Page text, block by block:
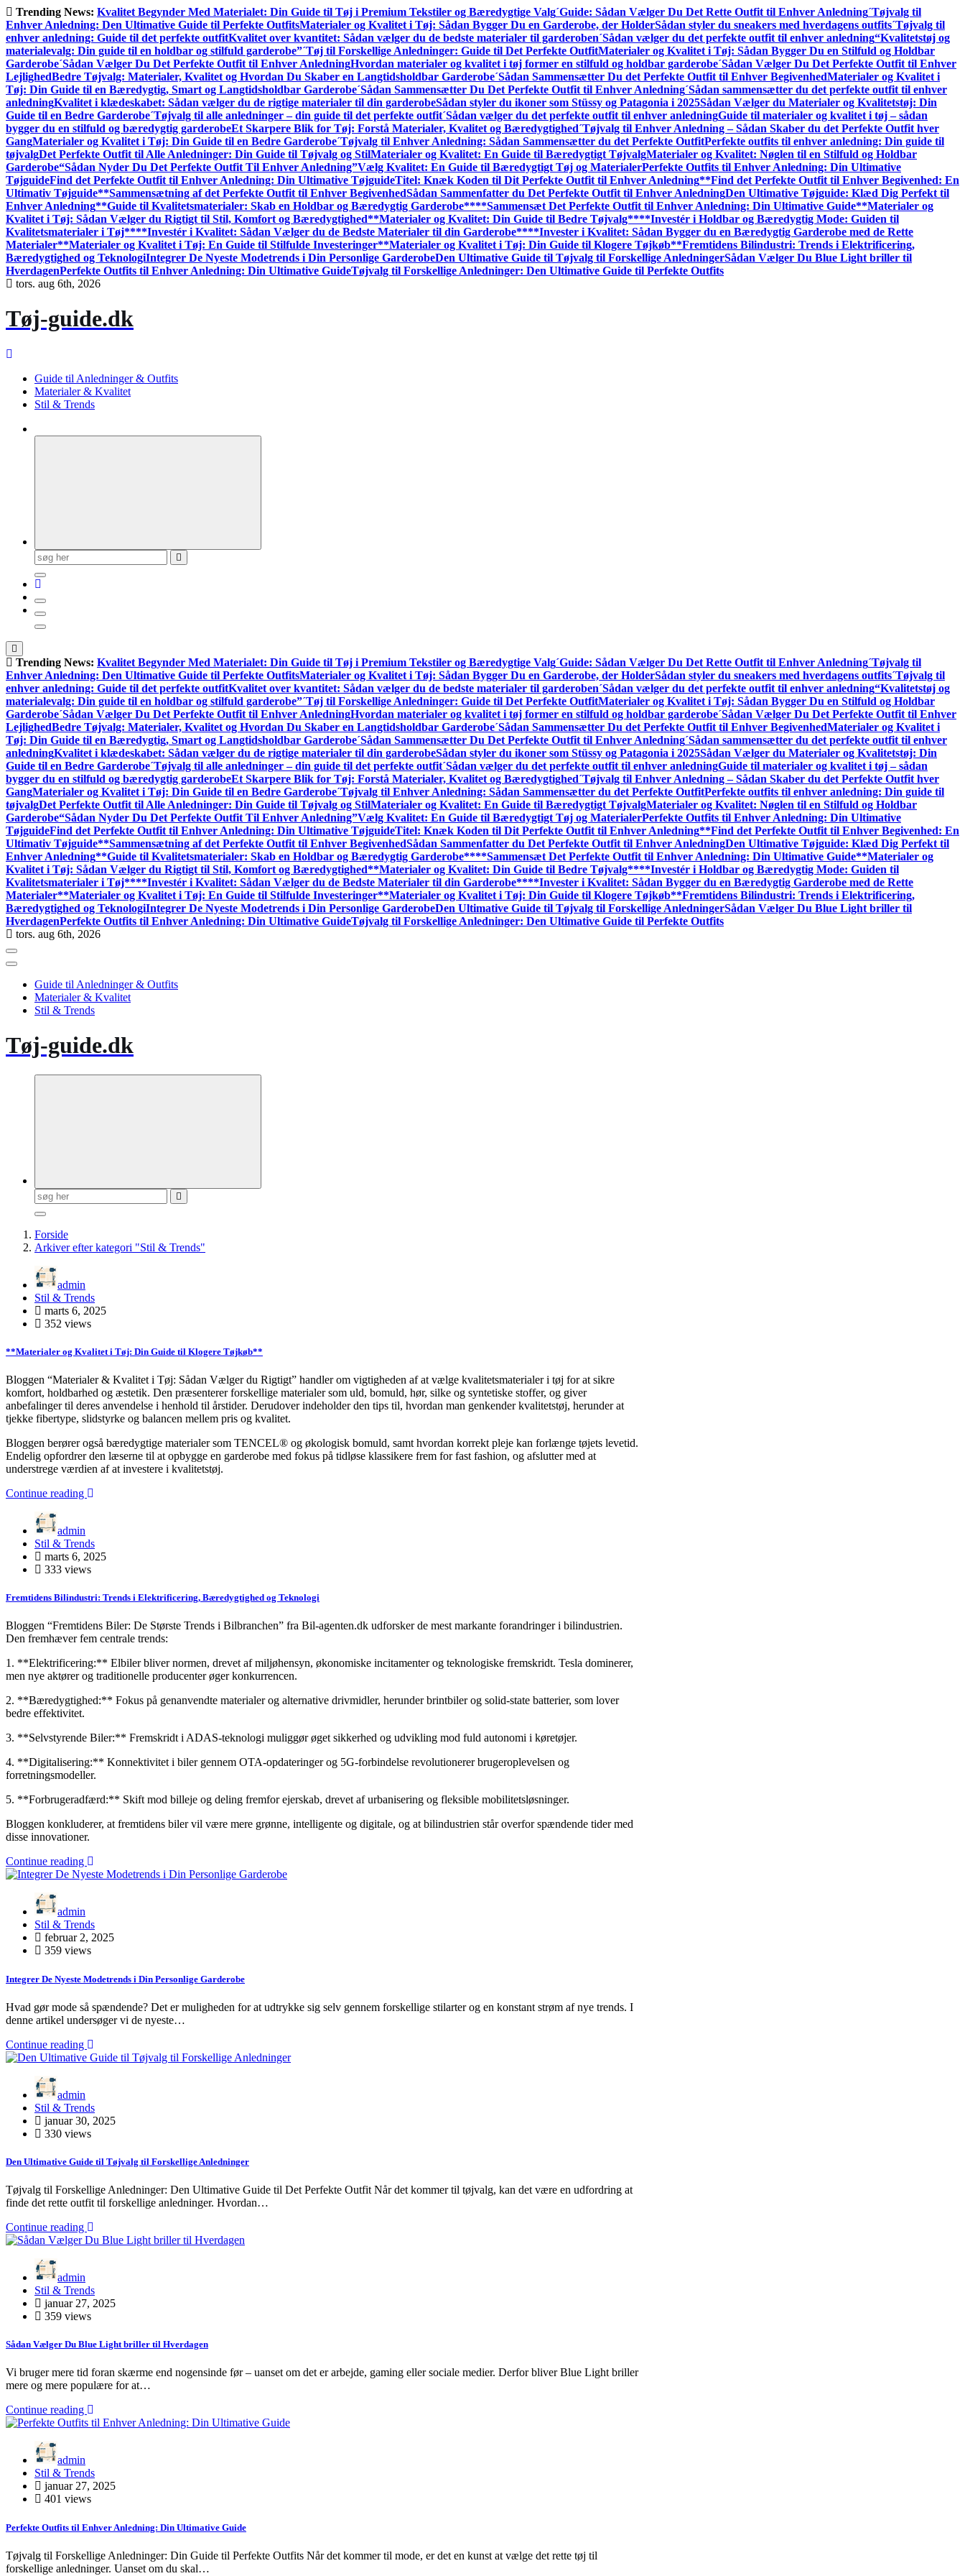
Gå
til
indhold
Trending News: Kvalitet Begynder Med Materialet: Din Guide til Tøj i Premium Tekstiler og Bæredygtige Valg´Guide: Sådan Vælger Du Det Rette Outfit til Enhver Anledning´Tøjvalg til
Enhver Anledning: Den Ultimative Guide til Perfekte OutfitsMaterialer og Kvalitet i Tøj: Sådan Bygger Du en Garderobe, der HolderSådan styler du sneakers med hverdagens outfits´Tøjvalg til
enhver anledning: Guide til det perfekte outfitKvalitet over kvantitet: Sådan vælger du de bedste materialer til garderoben´Sådan vælger du det perfekte outfit til enhver anledning“Kvalitetstøj og
materialevalg: Din guide til en holdbar og stilfuld garderobe”´Tøj til Forskellige Anledninger: Guide til Det Perfekte OutfitMaterialer og Kvalitet i Tøj: Sådan Bygger Du en Stilfuld og Holdbar
Garderobe´Sådan Vælger Du Det Perfekte Outfit til Enhver AnledningHvordan materialer og kvalitet i tøj former en stilfuld og holdbar garderobe´Sådan Vælger Du Det Perfekte Outfit til Enhver
LejlighedBedre Tøjvalg: Materialer, Kvalitet og Hvordan Du Skaber en Langtidsholdbar Garderobe´Sådan Sammensætter Du det Perfekte Outfit til Enhver BegivenhedMaterialer og Kvalitet i
Tøj: Din Guide til en Bæredygtig, Smart og Langtidsholdbar Garderobe´Sådan Sammensætter Du Det Perfekte Outfit til Enhver Anledning´Sådan sammensætter du det perfekte outfit til enhver
anledningKvalitet i klædeskabet: Sådan vælger du de rigtige materialer til din garderobeSådan styler du ikoner som Stüssy og Patagonia i 2025Sådan Vælger du Materialer og Kvalitetstøj: Din
Guide til en Bedre Garderobe´Tøjvalg til alle anledninger – din guide til det perfekte outfit´Sådan vælger du det perfekte outfit til enhver anledningGuide til materialer og kvalitet i tøj – sådan
bygger du en stilfuld og bæredygtig garderobeEt Skarpere Blik for Tøj: Forstå Materialer, Kvalitet og Bæredygtighed´Tøjvalg til Enhver Anledning – Sådan Skaber du det Perfekte Outfit hver
GangMaterialer og Kvalitet i Tøj: Din Guide til en Bedre Garderobe´Tøjvalg til Enhver Anledning: Sådan Sammen­sætter du det Perfekte OutfitPerfekte outfits til enhver anledning: Din guide til
tøjvalgDet Perfekte Outfit til Alle Anledninger: Din Guide til Tøjvalg og StilMaterialer og Kvalitet: En Guide til Bæredygtigt TøjvalgMaterialer og Kvalitet: Nøglen til en Stilfuld og Holdbar
Garderobe“Sådan Nyder Du Det Perfekte Outfit Til Enhver Anledning”Vælg Kvalitet: En Guide til Bæredygtigt Tøj og MaterialerPerfekte Outfits til Enhver Anledning: Din Ultimative
TøjguideFind det Perfekte Outfit til Enhver Anledning: Din Ultimative TøjguideTitel: Knæk Koden til Dit Perfekte Outfit til Enhver Anledning**Find det Perfekte Outfit til Enhver Begivenhed: En
Ultimativ Tøjguide**Sammensætning af det Perfekte Outfit til Enhver BegivenhedSådan Sammenfatter du Det Perfekte Outfit til Enhver AnledningDen Ultimative Tøjguide: Klæd Dig Perfekt til
Enhver Anledning**Guide til Kvalitetsmaterialer: Skab en Holdbar og Bæredygtig Garderobe****Sammensæt Det Perfekte Outfit til Enhver Anledning: Din Ultimative Guide**Materialer og
Kvalitet i Tøj: Sådan Vælger du Rigtigt til Stil, Komfort og Bæredygtighed**Materialer og Kvalitet: Din Guide til Bedre Tøjvalg****Investér i Holdbar og Bæredygtig Mode: Guiden til
Kvalitetsmaterialer i Tøj****Investér i Kvalitet: Sådan Vælger du de Bedste Materialer til din Garderobe****Invester i Kvalitet: Sådan Bygger du en Bæredygtig Garderobe med de Rette
Materialer**Materialer og Kvalitet i Tøj: En Guide til Stilfulde Investeringer**Materialer og Kvalitet i Tøj: Din Guide til Klogere Tøjkøb**Fremtidens Bilindustri: Trends i Elektrificering,
Bæredygtighed og TeknologiIntegrer De Nyeste Modetrends i Din Personlige GarderobeDen Ultimative Guide til Tøjvalg til Forskellige AnledningerSådan Vælger Du Blue Light briller til
HverdagenPerfekte Outfits til Enhver Anledning: Din Ultimative GuideTøjvalg til Forskellige Anledninger: Den Ultimative Guide til Perfekte Outfits
tors. aug 6th, 2026
Tøj-guide.dk
Guide til Anledninger & Outfits
Materialer & Kvalitet
Stil & Trends
Søg
efter:
Trending News: Kvalitet Begynder Med Materialet: Din Guide til Tøj i Premium Tekstiler og Bæredygtige Valg´Guide: Sådan Vælger Du Det Rette Outfit til Enhver Anledning´Tøjvalg til
Enhver Anledning: Den Ultimative Guide til Perfekte OutfitsMaterialer og Kvalitet i Tøj: Sådan Bygger Du en Garderobe, der HolderSådan styler du sneakers med hverdagens outfits´Tøjvalg til
enhver anledning: Guide til det perfekte outfitKvalitet over kvantitet: Sådan vælger du de bedste materialer til garderoben´Sådan vælger du det perfekte outfit til enhver anledning“Kvalitetstøj og
materialevalg: Din guide til en holdbar og stilfuld garderobe”´Tøj til Forskellige Anledninger: Guide til Det Perfekte OutfitMaterialer og Kvalitet i Tøj: Sådan Bygger Du en Stilfuld og Holdbar
Garderobe´Sådan Vælger Du Det Perfekte Outfit til Enhver AnledningHvordan materialer og kvalitet i tøj former en stilfuld og holdbar garderobe´Sådan Vælger Du Det Perfekte Outfit til Enhver
LejlighedBedre Tøjvalg: Materialer, Kvalitet og Hvordan Du Skaber en Langtidsholdbar Garderobe´Sådan Sammensætter Du det Perfekte Outfit til Enhver BegivenhedMaterialer og Kvalitet i
Tøj: Din Guide til en Bæredygtig, Smart og Langtidsholdbar Garderobe´Sådan Sammensætter Du Det Perfekte Outfit til Enhver Anledning´Sådan sammensætter du det perfekte outfit til enhver
anledningKvalitet i klædeskabet: Sådan vælger du de rigtige materialer til din garderobeSådan styler du ikoner som Stüssy og Patagonia i 2025Sådan Vælger du Materialer og Kvalitetstøj: Din
Guide til en Bedre Garderobe´Tøjvalg til alle anledninger – din guide til det perfekte outfit´Sådan vælger du det perfekte outfit til enhver anledningGuide til materialer og kvalitet i tøj – sådan
bygger du en stilfuld og bæredygtig garderobeEt Skarpere Blik for Tøj: Forstå Materialer, Kvalitet og Bæredygtighed´Tøjvalg til Enhver Anledning – Sådan Skaber du det Perfekte Outfit hver
GangMaterialer og Kvalitet i Tøj: Din Guide til en Bedre Garderobe´Tøjvalg til Enhver Anledning: Sådan Sammen­sætter du det Perfekte OutfitPerfekte outfits til enhver anledning: Din guide til
tøjvalgDet Perfekte Outfit til Alle Anledninger: Din Guide til Tøjvalg og StilMaterialer og Kvalitet: En Guide til Bæredygtigt TøjvalgMaterialer og Kvalitet: Nøglen til en Stilfuld og Holdbar
Garderobe“Sådan Nyder Du Det Perfekte Outfit Til Enhver Anledning”Vælg Kvalitet: En Guide til Bæredygtigt Tøj og MaterialerPerfekte Outfits til Enhver Anledning: Din Ultimative
TøjguideFind det Perfekte Outfit til Enhver Anledning: Din Ultimative TøjguideTitel: Knæk Koden til Dit Perfekte Outfit til Enhver Anledning**Find det Perfekte Outfit til Enhver Begivenhed: En
Ultimativ Tøjguide**Sammensætning af det Perfekte Outfit til Enhver BegivenhedSådan Sammenfatter du Det Perfekte Outfit til Enhver AnledningDen Ultimative Tøjguide: Klæd Dig Perfekt til
Enhver Anledning**Guide til Kvalitetsmaterialer: Skab en Holdbar og Bæredygtig Garderobe****Sammensæt Det Perfekte Outfit til Enhver Anledning: Din Ultimative Guide**Materialer og
Kvalitet i Tøj: Sådan Vælger du Rigtigt til Stil, Komfort og Bæredygtighed**Materialer og Kvalitet: Din Guide til Bedre Tøjvalg****Investér i Holdbar og Bæredygtig Mode: Guiden til
Kvalitetsmaterialer i Tøj****Investér i Kvalitet: Sådan Vælger du de Bedste Materialer til din Garderobe****Invester i Kvalitet: Sådan Bygger du en Bæredygtig Garderobe med de Rette
Materialer**Materialer og Kvalitet i Tøj: En Guide til Stilfulde Investeringer**Materialer og Kvalitet i Tøj: Din Guide til Klogere Tøjkøb**Fremtidens Bilindustri: Trends i Elektrificering,
Bæredygtighed og TeknologiIntegrer De Nyeste Modetrends i Din Personlige GarderobeDen Ultimative Guide til Tøjvalg til Forskellige AnledningerSådan Vælger Du Blue Light briller til
HverdagenPerfekte Outfits til Enhver Anledning: Din Ultimative GuideTøjvalg til Forskellige Anledninger: Den Ultimative Guide til Perfekte Outfits
tors. aug 6th, 2026
Guide til Anledninger & Outfits
Materialer & Kvalitet
Stil & Trends
Tøj-guide.dk
Søg
efter:
Forside
Arkiver efter kategori "Stil & Trends"
admin
Stil & Trends
marts 6, 2025
352 views
**Materialer og Kvalitet i Tøj: Din Guide til Klogere Tøjkøb**
Bloggen “Materialer & Kvalitet i Tøj: Sådan Vælger du Rigtigt” handler om vigtigheden af at vælge kvalitetsmaterialer i tøj for at sikre
komfort, holdbarhed og æstetik. Den præsenterer forskellige materialer som uld, bomuld, hør, silke og syntetiske stoffer, og giver
anbefalinger til deres anvendelse i henhold til årstider. Derudover indeholder den tips til, hvordan man genkender kvalitetstøj, herunder at
tjekke fibertype, slidstyrke og balancen mellem pris og kvalitet.
Bloggen berører også bæredygtige materialer som TENCEL® og økologisk bomuld, samt hvordan korrekt pleje kan forlænge tøjets levetid.
Endelig opfordrer den læserne til at opbygge en garderobe med fokus på tidløse klassikere frem for fast fashion, og afslutter med at
understrege værdien af at investere i kvalitetstøj.
Continue reading
admin
Stil & Trends
marts 6, 2025
333 views
Fremtidens Bilindustri: Trends i Elektrificering, Bæredygtighed og Teknologi
Bloggen “Fremtidens Biler: De Største Trends i Bilbranchen” fra Bil-agenten.dk udforsker de mest markante forandringer i bilindustrien.
Den fremhæver fem centrale trends:
1. **Elektrificering:** Elbiler bliver normen, drevet af miljøhensyn, økonomiske incitamenter og teknologiske fremskridt. Tesla dominerer,
men nye aktører og traditionelle producenter øger konkurrencen.
2. **Bæredygtighed:** Fokus på genanvendte materialer og alternative drivmidler, herunder brintbiler og solid-state batterier, som lover
bedre effektivitet.
3. **Selvstyrende Biler:** Fremskridt i ADAS-teknologi muliggør øget sikkerhed og udvikling mod fuld autonomi i køretøjer.
4. **Digitalisering:** Konnektivitet i biler gennem OTA-opdateringer og 5G-forbindelse revolutionerer brugeroplevelsen og
forretningsmodeller.
5. **Forbrugeradfærd:** Skift mod billeje og deling fremfor ejerskab, drevet af urbanisering og fleksible mobilitetsløsninger.
Bloggen konkluderer, at fremtidens biler vil være mere grønne, intelligente og digitale, og at bilindustrien står overfor spændende tider med
disse innovationer.
Continue reading
admin
Stil & Trends
februar 2, 2025
359 views
Integrer De Nyeste Modetrends i Din Personlige Garderobe
Hvad gør mode så spændende? Det er muligheden for at udtrykke sig selv gennem forskellige stilarter og en konstant strøm af nye trends. I
denne artikel undersøger vi de nyeste…
Continue reading
admin
Stil & Trends
januar 30, 2025
330 views
Den Ultimative Guide til Tøjvalg til Forskellige Anledninger
Tøjvalg til Forskellige Anledninger: Den Ultimative Guide til Det Perfekte Outfit Når det kommer til tøjvalg, kan det være en udfordring at
finde det rette outfit til forskellige anledninger. Hvordan…
Continue reading
admin
Stil & Trends
januar 27, 2025
359 views
Sådan Vælger Du Blue Light briller til Hverdagen
Vi bruger mere tid foran skærme end nogensinde før – uanset om det er arbejde, gaming eller sociale medier. Derfor bliver Blue Light briller
mere og mere populære for at…
Continue reading
admin
Stil & Trends
januar 27, 2025
401 views
Perfekte Outfits til Enhver Anledning: Din Ultimative Guide
Tøjvalg til Forskellige Anledninger: Din Guide til Perfekte Outfits Når det kommer til mode, er det en kunst at vælge det rette tøj til
forskellige anledninger. Uanset om du skal…